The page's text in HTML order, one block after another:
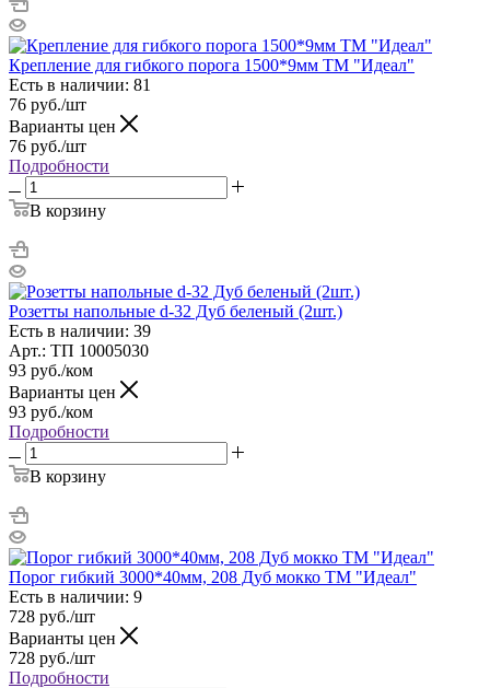
Крепление для гибкого порога 1500*9мм ТМ "Идеал"
Есть в наличии: 81
76 руб./шт
Варианты цен
76 руб./шт
Подробности
В корзину
Розетты напольные d-32 Дуб беленый (2шт.)
Есть в наличии: 39
Арт.: ТП 10005030
93 руб./ком
Варианты цен
93 руб./ком
Подробности
В корзину
Порог гибкий 3000*40мм, 208 Дуб мокко ТМ "Идеал"
Есть в наличии: 9
728 руб./шт
Варианты цен
728 руб./шт
Подробности